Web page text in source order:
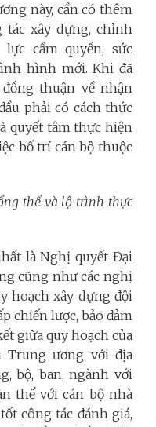
này, cần có thêm
xây dựng, chỉnh
cầm quyền, sức
hình mới. Khi đã
thuận về nhận
phải có cách thức
quyết tâm thực hiện
bố trí cán bộ thuộc
thể và lộ trình thực
là Nghị quyết Đại
cũng như các nghị
hoạch xây dựng đội
chiến lược, bảo đảm
giữa quy hoạch của
Trung ương với địa
bộ, ban, ngành với
thể với cán bộ nhà
công tác đánh giá,